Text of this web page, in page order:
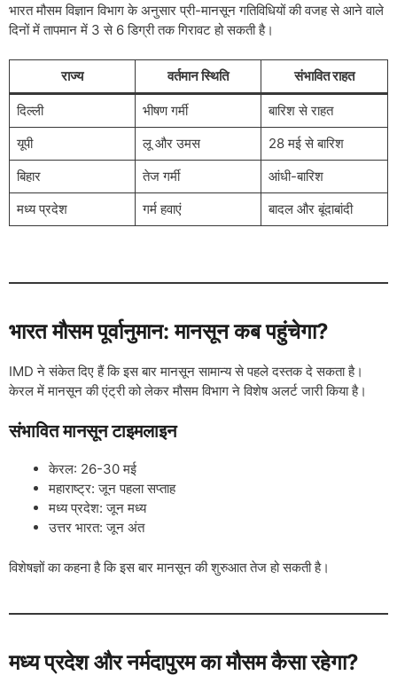
भारत मौसम विज्ञान विभाग के अनुसार प्री-मानसून गतिविधियों की वजह से आने वाले
दिनों में तापमान में 3 से 6 डिग्री तक गिरावट हो सकती है।
राज्य वर्तमान स्थिति संभावित राहत
दिल्ली भीषण गर्मी
बारिश से राहत
यूपी
लू और उमस
28 मई से बारिश
बिहार
तेज गर्मी
आंधी-बारिश
मध्य प्रदेश
गर्म हवाएं बादल और बूंदाबांदी
भारत मौसम पूर्वानुमान: मानसून कब पहुंचेगा?
IMD ने संकेत दिए हैं कि इस बार मानसून सामान्य से पहले दस्तक दे सकता है।
केरल में मानसून की एंट्री को लेकर मौसम विभाग ने विशेष अलर्ट जारी किया है।
संभावित मानसून टाइमलाइन
केरल: 26-30 मई
महाराष्ट्र: जून पहला सप्ताह
मध्य प्रदेश: जून मध्य
उत्तर भारत: जून अंत
विशेषज्ञों का कहना है कि इस बार मानसून की शुरुआत तेज हो सकती है।
मध्य प्रदेश और नर्मदापुरम का मौसम कैसा रहेगा?